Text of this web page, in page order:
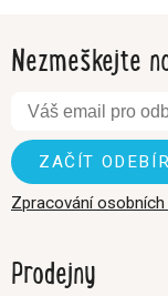
Nezmeškejte
Zpracování osobních
Prodejny